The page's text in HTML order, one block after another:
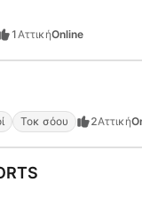
1ΑττικήOnline
Τοκ σόου 2Αττική